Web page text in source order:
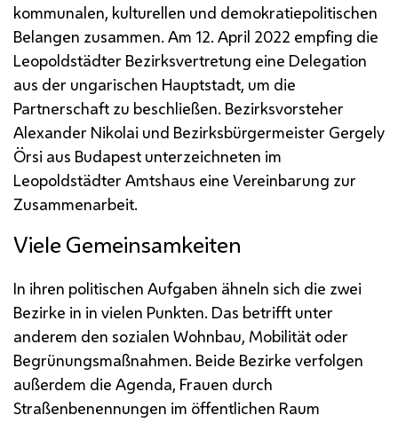
kommunalen, kulturellen und demokratiepolitischen
Belangen zusammen. Am 12. April 2022 empfing die
Leopoldstädter Bezirksvertretung eine Delegation
aus der ungarischen Hauptstadt, um die
Partnerschaft zu beschließen. Bezirksvorsteher
Alexander Nikolai und Bezirksbürgermeister Gergely
Örsi aus Budapest unterzeichneten im
Leopoldstädter Amtshaus eine Vereinbarung zur
Zusammenarbeit.
Viele Gemeinsamkeiten
In ihren politischen Aufgaben ähneln sich die zwei
Bezirke in in vielen Punkten. Das betrifft unter
anderem den sozialen Wohnbau, Mobilität oder
Begrünungsmaßnahmen. Beide Bezirke verfolgen
außerdem die Agenda, Frauen durch
Straßenbenennungen im öffentlichen Raum